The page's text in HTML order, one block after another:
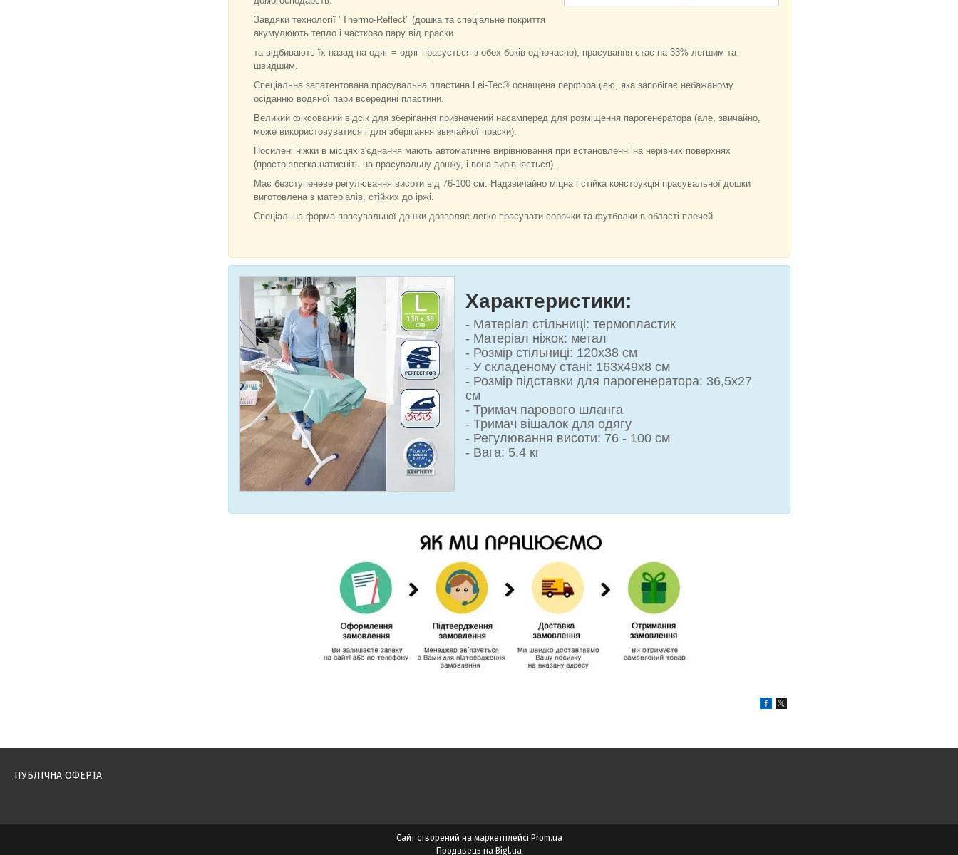
Завдяки технології "Thermo-Reflect" (дошка та спеціальне покриття
акумулюють тепло і частково пару від праски
та відбивають їх назад на одяг = одяг прасується з обох боків одночасно), прасування стає на 33% легшим та
швидшим.
Спеціальна запатентована прасувальна пластина Lei-Tec® оснащена перфорацією, яка запобігає небажаному
осіданню водяної пари всередині пластини.
Великий фіксований відсік для зберігання призначений насамперед для розміщення парогенератора (але, звичайно,
може використовуватися і для зберігання звичайної праски).
Посилені ніжки в місцях з'єднання мають автоматичне вирівнювання при встановленні на нерівних поверхнях
(просто злегка натисніть на прасувальну дошку, і вона вирівняється).
Має безступеневе регулювання висоти від 76-100 см. Надзвичайно міцна і стійка конструкція прасувальної дошки
виготовлена з матеріалів, стійких до іржі.
Спеціальна форма прасувальної дошки дозволяє легко прасувати сорочки та футболки в області плечей.
Характеристики:
- Матеріал стільниці: термопластик
- Матеріал ніжок: метал
- Розмір стільниці: 120х38 см
- У складеному стані: 163х49х8 см
- Розмір підставки для парогенератора: 36,5х27
см
- Тримач парового шланга
- Тримач вішалок для одягу
- Регулювання висоти: 76 - 100 см
- Вага: 5.4 кг
ПУБЛІЧНА ОФЕРТА
Сайт створений на маркетплейсі Prom.ua
Продавець на Bigl.ua